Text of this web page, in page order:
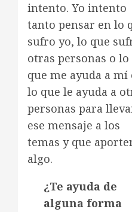
intento. Yo intento
tanto pensar en lo
sufro yo, lo que
otras personas o lo
que me ayuda a mí
lo que le ayuda a
personas para
ese mensaje a los
temas y que
algo.
¿Te ayuda de
alguna forma